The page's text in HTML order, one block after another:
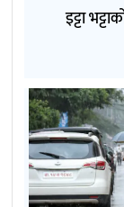
इट्टा